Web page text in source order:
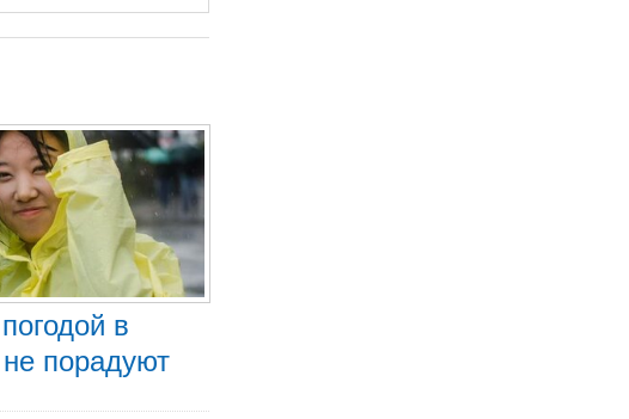
в
порадуют